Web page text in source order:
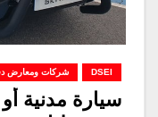
DSEI شركات ومعارض
سيارة مدنية